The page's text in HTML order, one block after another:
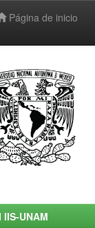
Página de inicio
UNAM